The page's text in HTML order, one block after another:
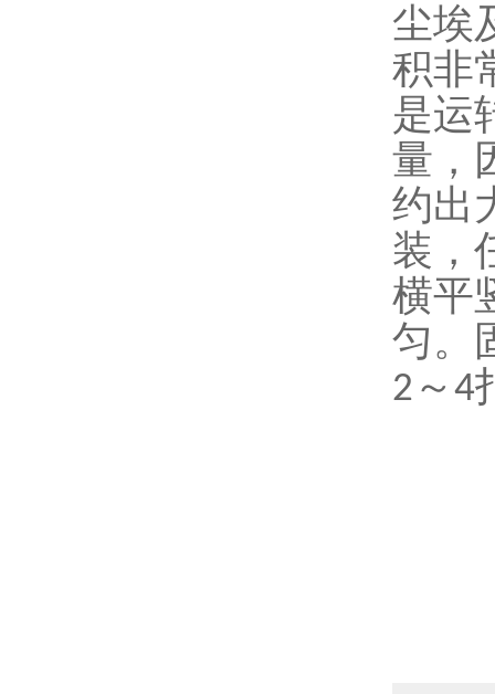
尘埃
积非
是运
量，
约出
装，
横平
匀。
2 ～ 4